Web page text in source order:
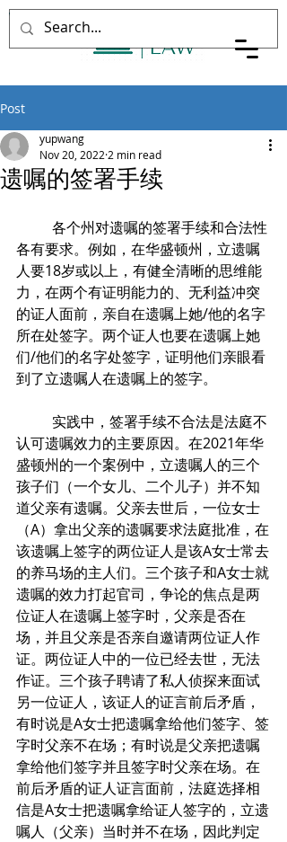
WYP Law PLLC
Post
遗嘱的签署手续
yupwang
Nov 20, 2022 2 min read
各有要求。例如，在华盛顿州，立遗嘱
人要18岁或以上，有健全清晰的思维能
力，在两个有证明能力的、无利益冲突
的证人面前，亲自在遗嘱上她/他的名字
所在处签字。两个证人也要在遗嘱上她
们/他们的名字处签字，证明他们亲眼看
到了立遗嘱人在遗嘱上的签字。
认可遗嘱效力的主要原因。在2021年华
盛顿州的一个案例中，立遗嘱人的三个
孩子们（一个女儿、二个儿子）并不知
道父亲有遗嘱。父亲去世后，一位女士
（A）拿出父亲的遗嘱要求法庭批准，在
该遗嘱上签字的两位证人是该A女士常去
的养马场的主人们。三个孩子和A女士就
遗嘱的效力打起官司，争论的焦点是两
位证人在遗嘱上签字时，父亲是否在
场，并且父亲是否亲自邀请两位证人作
证。两位证人中的一位已经去世，无法
作证。三个孩子聘请了私人侦探来面试
另一位证人，该证人的证言前后矛盾，
有时说是A女士把遗嘱拿给他们签字、签
字时父亲不在场；有时说是父亲把遗嘱
拿给他们签字并且签字时父亲在场。在
前后矛盾的证人证言面前，法庭选择相
信是A女士把遗嘱拿给证人签字的，立遗
嘱人（父亲）当时并不在场，因此判定